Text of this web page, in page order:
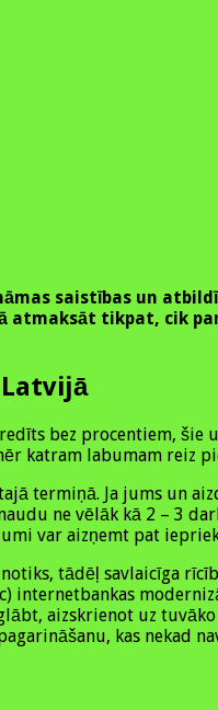
saistības un
atmaksāt tikpat, cik
bez procentiem,
katram labumam reiz
termiņā. Ja jums un
ne vēlāk kā 2 – 3
var aizņemt pat
tādēļ savlaicīga
internetbankas
aizskrienot uz
kas nekad